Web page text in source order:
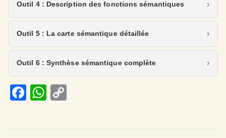
Outil 4 : Description des fonctions sémantiques
Outil 5 : La carte sémantique détaillée
Outil 6 : Synthèse sémantique complète
Fa
W